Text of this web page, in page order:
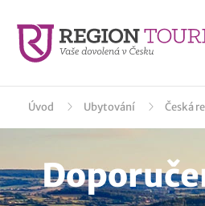
Úvod Ubytování Česká